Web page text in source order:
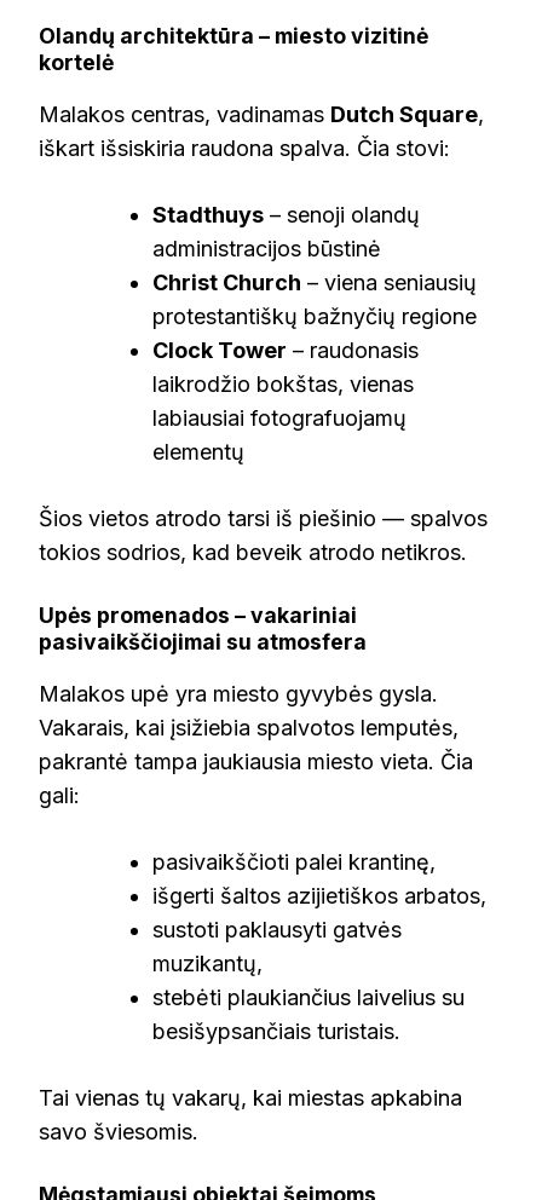
Olandų architektūra – miesto vizitinė
kortelė
Malakos centras, vadinamas Dutch Square,
iškart išsiskiria raudona spalva. Čia stovi:
Stadthuys – senoji olandų
administracijos būstinė
Christ Church – viena seniausių
protestantiškų bažnyčių regione
Clock Tower – raudonasis
laikrodžio bokštas, vienas
labiausiai fotografuojamų
elementų
Šios vietos atrodo tarsi iš piešinio — spalvos
tokios sodrios, kad beveik atrodo netikros.
Upės promenados – vakariniai
pasivaikščiojimai su atmosfera
Malakos upė yra miesto gyvybės gysla.
Vakarais, kai įsižiebia spalvotos lemputės,
pakrantė tampa jaukiausia miesto vieta. Čia
gali:
pasivaikščioti palei krantinę,
išgerti šaltos azijietiškos arbatos,
sustoti paklausyti gatvės
muzikantų,
stebėti plaukiančius laivelius su
besišypsančiais turistais.
Tai vienas tų vakarų, kai miestas apkabina
savo šviesomis.
Mėgstamiausi objektai šeimoms